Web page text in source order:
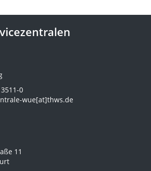
0
wue[at]thws.de
11